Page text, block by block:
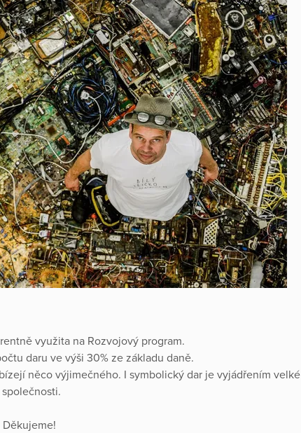
využita na Rozvojový program.
daru ve výši 30% ze základu daně.
něco výjimečného. I symbolický dar je vyjádřením velké